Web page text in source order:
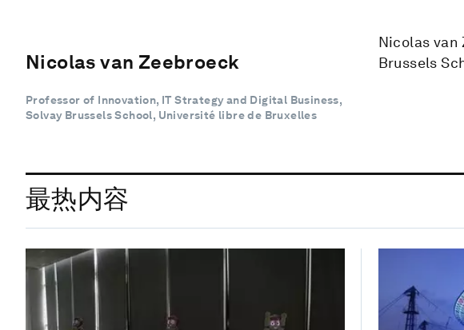
Nicolas van Zeebroeck
Professor of Innovation, IT Strategy and Digital Business,
Solvay Brussels School, Université libre de Bruxelles
Nicolas van
Brussels
最热内容